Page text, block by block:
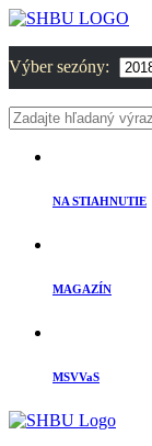
Výber sezóny:
NA STIAHNUTIE
MAGAZÍN
MSVVaS